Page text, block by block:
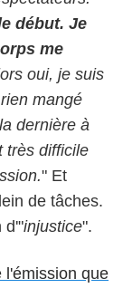
début. Je
me
oui, je suis
mangé
dernière à
très difficile
" Et
de tâches.
d'"injustice".
l'émission que